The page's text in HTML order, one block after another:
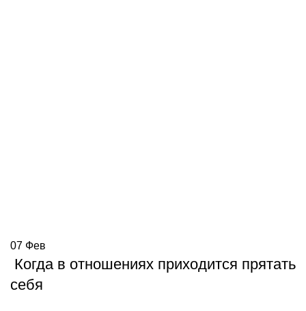
07 Фев
Когда в отношениях приходится прятать
себя